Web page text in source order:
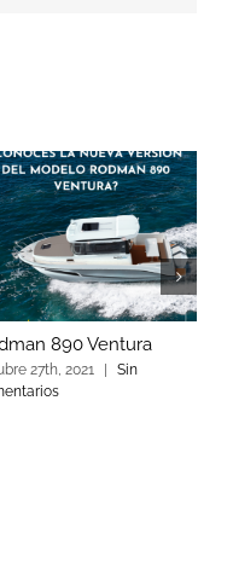
890 Ventura
27th, 2021
Sin